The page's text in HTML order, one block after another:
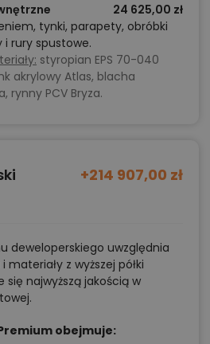
24 625,00 zł
tynki, parapety, obróbki
i rury spustowe.
styropian EPS 70-040
akrylowy Atlas, blacha
rynny PCV Bryza.
+214 907,00 zł
deweloperskiego uwzględnia
z wyższej półki
się najwyższą jakością w
obejmuje: